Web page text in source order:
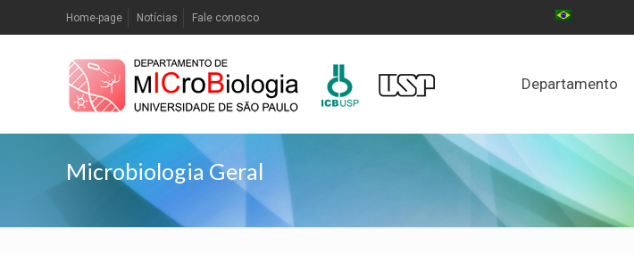
Home-page Notícias Fale conosco
Departamento
Microbiologia Geral